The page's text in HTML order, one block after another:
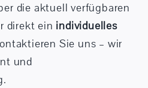
die aktuell verfügbaren
direkt ein individuelles
Sie uns – wir
und